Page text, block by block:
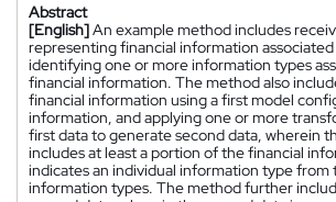
Abstract
[English]An example method includes
representing financial information
identifying one or more information types
financial information. The method also
financial information using a first model
information, and applying one or more
first data to generate second data, wherein
includes at least a portion of the financial
indicates an individual information type from
information types. The method further